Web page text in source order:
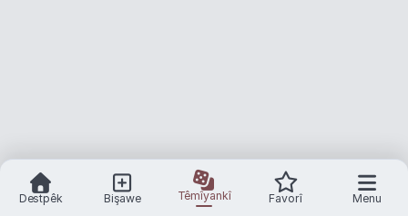
Destpêk Bişawe Têmîyankî Favorî Menu